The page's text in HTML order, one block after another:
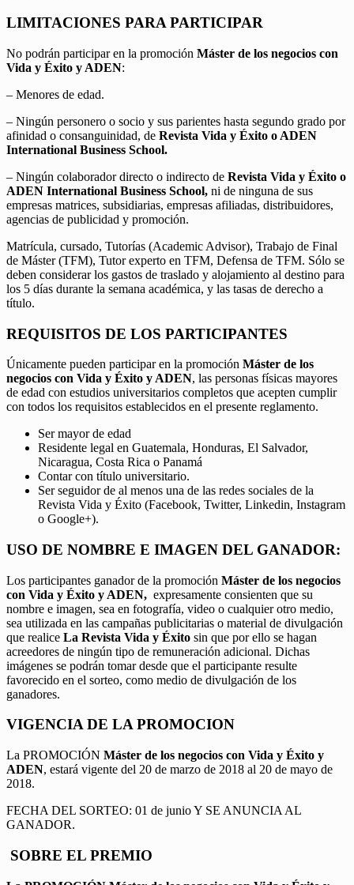
LIMITACIONES PARA PARTICIPAR
No podrán participar en la promoción Máster de los negocios con
Vida y Éxito y ADEN:
– Menores de edad.
– Ningún personero o socio y sus parientes hasta segundo grado por
afinidad o consanguinidad, de Revista Vida y Éxito o ADEN
International Business School.
– Ningún colaborador directo o indirecto de Revista Vida y Éxito o
ADEN International Business School, ni de ninguna de sus
empresas matrices, subsidiarias, empresas afiliadas, distribuidores,
agencias de publicidad y promoción.
Matrícula, cursado, Tutorías (Academic Advisor), Trabajo de Final
de Máster (TFM), Tutor experto en TFM, Defensa de TFM. Sólo se
deben considerar los gastos de traslado y alojamiento al destino para
los 5 días durante la semana académica, y las tasas de derecho a
título.
REQUISITOS DE LOS PARTICIPANTES
Únicamente pueden participar en la promoción Máster de los
negocios con Vida y Éxito y ADEN, las personas físicas mayores
de edad con estudios universitarios completos que acepten cumplir
con todos los requisitos establecidos en el presente reglamento.
Ser mayor de edad
Residente legal en Guatemala, Honduras, El Salvador,
Nicaragua, Costa Rica o Panamá
Contar con título universitario.
Ser seguidor de al menos una de las redes sociales de la
Revista Vida y Éxito (Facebook, Twitter, Linkedin, Instagram
o Google+).
USO DE NOMBRE E IMAGEN DEL GANADOR:
Los participantes ganador de la promoción Máster de los negocios
con Vida y Éxito y ADEN, expresamente consienten que su
nombre e imagen, sea en fotografía, video o cualquier otro medio,
sea utilizada en las campañas publicitarias o material de divulgación
que realice La Revista Vida y Éxito sin que por ello se hagan
acreedores de ningún tipo de remuneración adicional. Dichas
imágenes se podrán tomar desde que el participante resulte
favorecido en el sorteo, como medio de divulgación de los
ganadores.
VIGENCIA DE LA PROMOCION
La PROMOCIÓN Máster de los negocios con Vida y Éxito y
ADEN, estará vigente del 20 de marzo de 2018 al 20 de mayo de
2018.
FECHA DEL SORTEO: 01 de junio Y SE ANUNCIA AL
GANADOR.
SOBRE EL PREMIO